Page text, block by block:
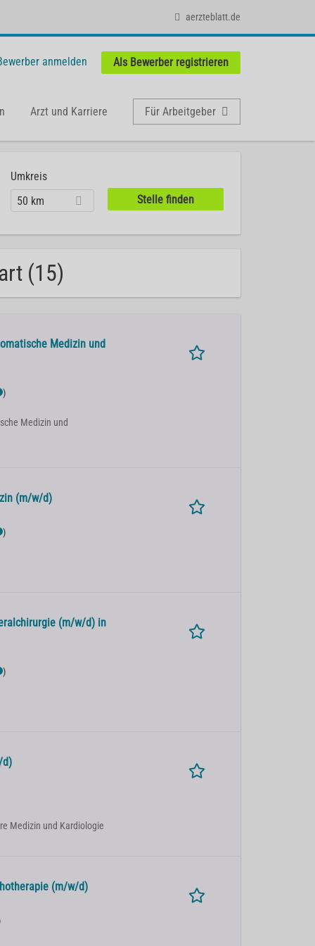
aerzteblatt.de
anmelden Als Bewerber registrieren
Arzt und Karriere Für Arbeitgeber
Umkreis
50 km
(15)
Medizin und
)
Medizin und
(m/w/d)
)
(m/w/d) in
)
d)
Medizin und Kardiologie
(m/w/d)